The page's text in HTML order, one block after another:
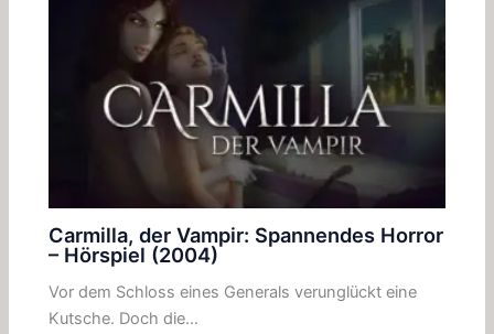
Carmilla, der Vampir: Spannendes Horror
– Hörspiel (2004)
Vor dem Schloss eines Generals verunglückt eine
Kutsche. Doch die…